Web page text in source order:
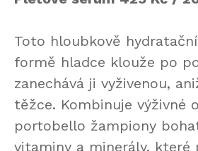
Toto hloubkově
formě hladce klouže po
zanechává ji vyživenou,
těžce. Kombinuje výživné
portobello žampiony
vitaminy a minerály, které